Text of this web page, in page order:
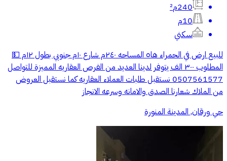
240م²
10م
سكني
للبيع ارض في الحمراء ها٥ المساحه ٢٤٠م شارع ١٠م جنوبي بطول ١٢م 💵
المطلوب ٣٠٠ الف يتوفر لدينا العديد من الفرص العقاريه المميزة للتواصل
0507561577 نستقبل طلبات العملاء العقاريه كما نستقبل العروض
من الملاك شعارنا الصدق والامانه وسرعه الانجاز
حي ورقان, المدينة المنورة